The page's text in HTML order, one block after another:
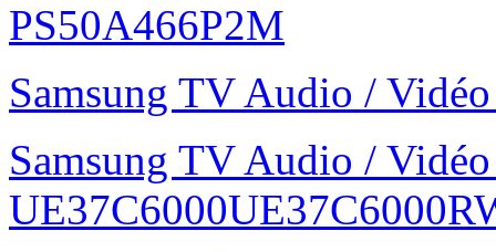
PS50A466P2M
Samsung TV Audio /
Samsung TV Audio /